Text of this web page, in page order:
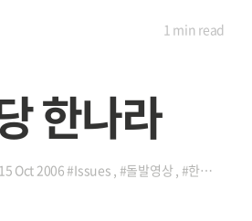
한나라
15 Oct 2006#Issues , #돌발영상 , #한나라당
1 min read